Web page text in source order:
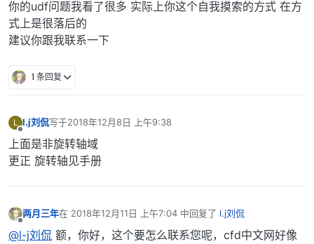
你的udf问题我看了很多 实际上你这个自我摸索的方式 在方
式上是很落后的
建议你跟我联系一下
1 条回复
L
离线
l.j刘侃写于2018年12月8日 上午9:38
最后由 编辑
上面是非旋转轴域
更正 旋转轴见手册
离线
两月三年在 2018年12月11日 上午7:04 中回复了 l.j刘侃
最后由 编辑
@l-j刘侃 额，你好，这个要怎么联系您呢，cfd中文网好像